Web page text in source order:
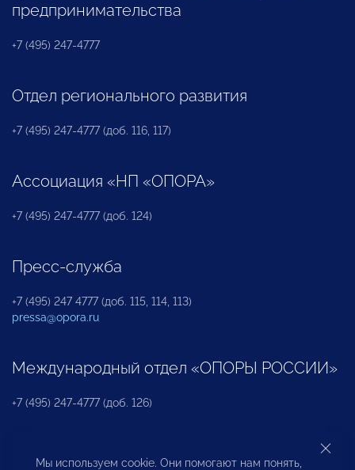
предпринимательства
+7 (495) 247-4777
Отдел регионального развития
+7 (495) 247-4777 (доб. 116, 117)
Ассоциация «НП «ОПОРА»
+7 (495) 247-4777 (доб. 124)
Пресс-служба
+7 (495) 247 4777 (доб. 115, 114, 113)
pressa@opora.ru
Международный отдел «ОПОРЫ РОССИИ»
+7 (495) 247-4777 (доб. 126)
Бюро по защите прав предпринимателей и
Мы используем cookie. Они помогают нам понять,